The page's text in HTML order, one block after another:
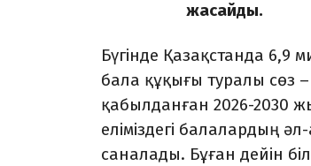
жасайды.
Бүгінде Қазақстанда 6,9
бала құқығы туралы сөз
қабылданған 2026-2030
еліміздегі балалардың
саналады. Бұған дейін